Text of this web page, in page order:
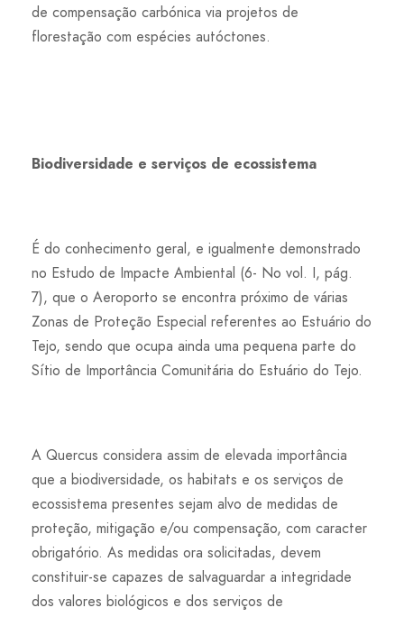
de compensação carbónica via projetos de
florestação com espécies autóctones.
Biodiversidade e serviços de ecossistema
É do conhecimento geral, e igualmente demonstrado
no Estudo de Impacte Ambiental (6- No vol. I, pág.
7), que o Aeroporto se encontra próximo de várias
Zonas de Proteção Especial referentes ao Estuário do
Tejo, sendo que ocupa ainda uma pequena parte do
Sítio de Importância Comunitária do Estuário do Tejo.
A Quercus considera assim de elevada importância
que a biodiversidade, os habitats e os serviços de
ecossistema presentes sejam alvo de medidas de
proteção, mitigação e/ou compensação, com caracter
obrigatório. As medidas ora solicitadas, devem
constituir-se capazes de salvaguardar a integridade
dos valores biológicos e dos serviços de